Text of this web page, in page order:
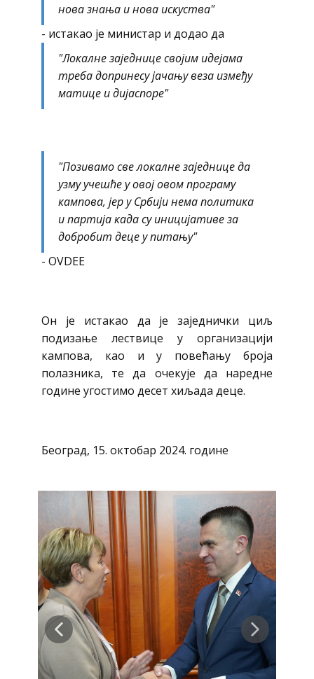
нова знања и нова искуства"
- истакао је министар и додао да
"Локалне заједнице својим идејама
треба допринесу јачању веза између
матице и дијаспоре"
"Позивамо све локалне заједнице да
узму учешће у овој овом програму
кампова, јер у Србији нема политика
и партија када су иницијативе за
добробит деце у питању"
- OVDEE
Oн je истакао да је заједнички циљ
подизање лествице у организацији
кампова, као и у повећању броја
полазника, те да очекује да наредне
године угостимо десет хиљада деце.
Београд, 15. октобар 2024. године